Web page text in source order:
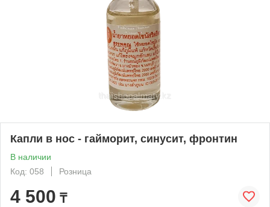
Капли в нос - гайморит, синусит, фронтин
В наличии
Код: 058
Розница
4 500 ₸